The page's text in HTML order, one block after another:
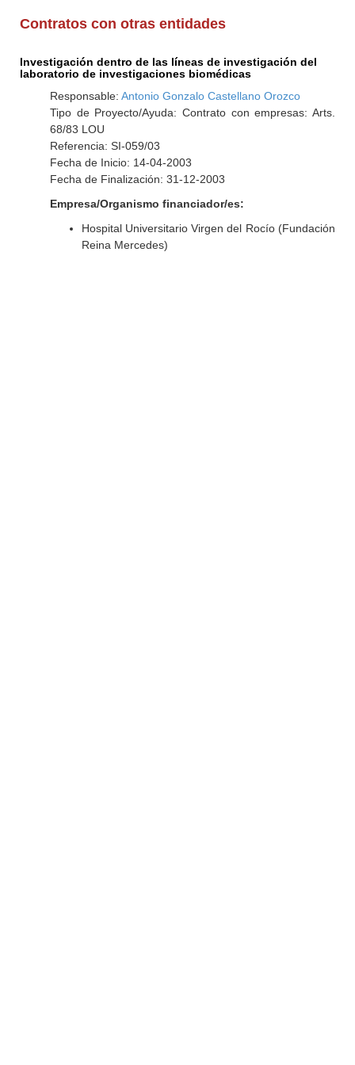
Contratos con otras entidades
Investigación dentro de las líneas de investigación del
laboratorio de investigaciones biomédicas
Responsable: Antonio Gonzalo Castellano Orozco
Tipo de Proyecto/Ayuda: Contrato con empresas: Arts.
68/83 LOU
Referencia: SI-059/03
Fecha de Inicio: 14-04-2003
Fecha de Finalización: 31-12-2003
Empresa/Organismo financiador/es:
Hospital Universitario Virgen del Rocío (Fundación
Reina Mercedes)